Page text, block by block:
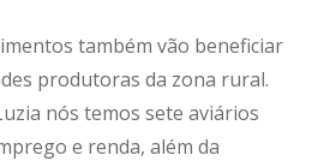
também vão beneficiar
produtoras da zona rural.
nós temos sete aviários
e renda, além da